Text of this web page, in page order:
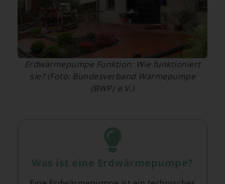
Erdwärmepumpe Funktion: Wie funktioniert
sie? (Foto: Bundesverband Wärmepumpe
(BWP) e.V.)
Was ist eine Erdwärmepumpe?